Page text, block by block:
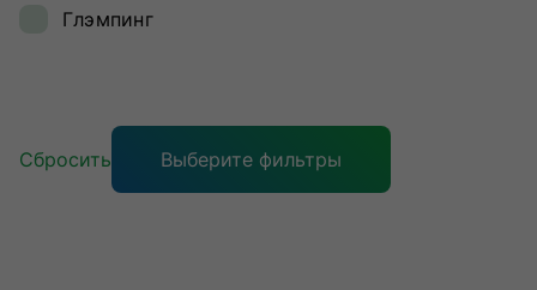
Глэмпинг
Сбросить Выберите фильтры